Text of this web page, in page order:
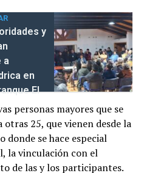
y
a
en
El
personas mayores que se
25, que vienen desde la
donde se hace especial
la vinculación con el
de las y los participantes.